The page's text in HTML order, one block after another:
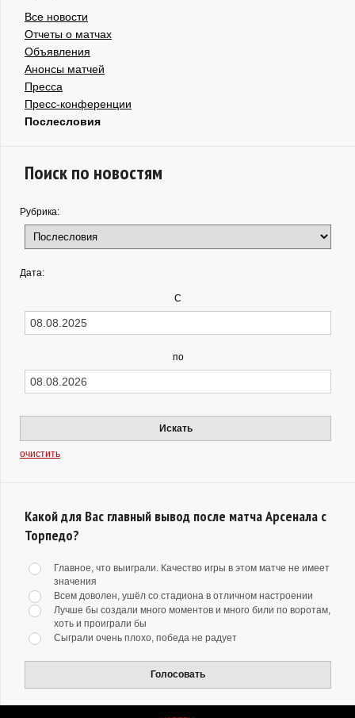
Все новости
Отчеты о матчах
Объявления
Анонсы матчей
Пресса
Пресс-конференции
Послесловия
Поиск по новостям
Рубрика:
Дата:
С
по
Искать
очистить
Какой для Вас главный вывод после матча Арсенала с
Торпедо?
Главное, что выиграли. Качество игры в этом матче не имеет
значения
Всем доволен, ушёл со стадиона в отличном настроении
Лучше бы создали много моментов и много били по воротам,
хоть и проиграли бы
Сыграли очень плохо, победа не радует
Голосовать